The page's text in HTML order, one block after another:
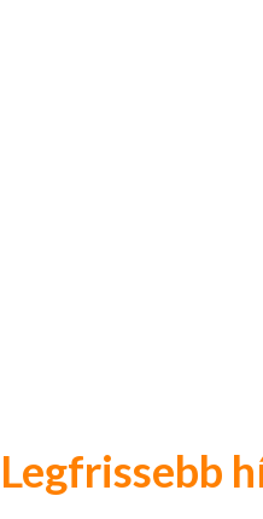
Legfrissebb